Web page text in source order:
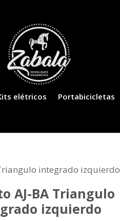
elétricos Portabicicletas
integrado izquierdo
AJ-BA Triangulo
izquierdo